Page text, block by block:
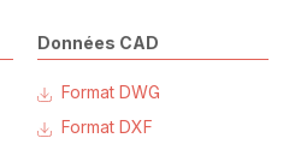
Données CAD
Format DWG
Format DXF